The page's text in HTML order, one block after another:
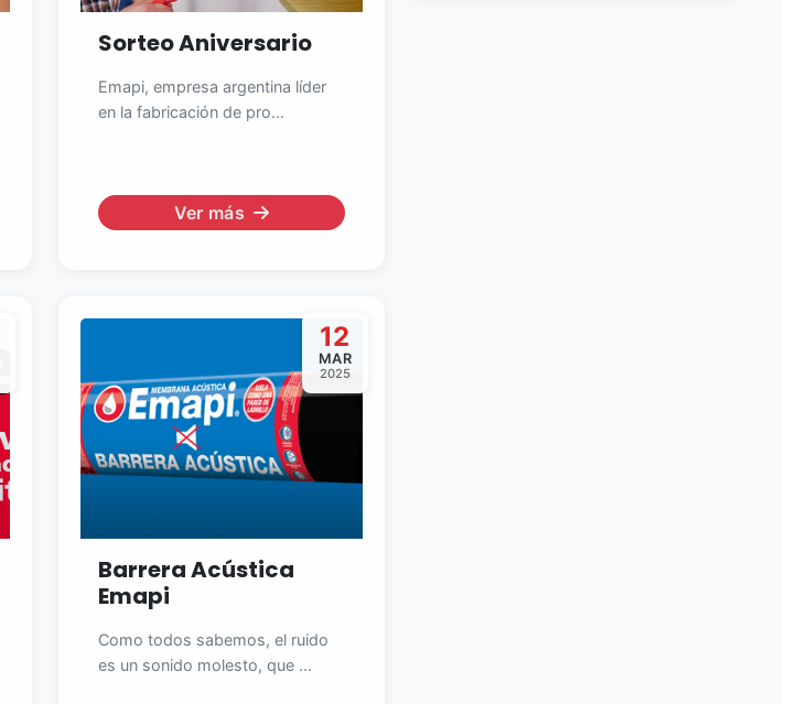
Sorteo Aniversario
Emapi, empresa argentina líder
en la fabricación de pro...
Ver más
12
MAR
2025
Barrera Acústica
Emapi
Como todos sabemos, el ruido
es un sonido molesto, que ...